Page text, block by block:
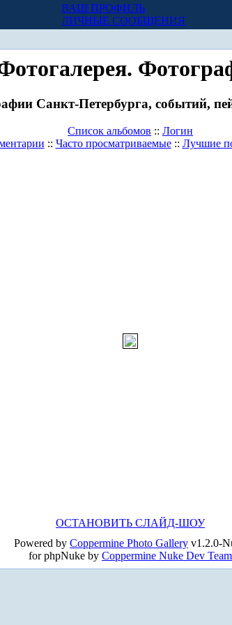
ВАШ ПРОФИЛЬ
ЛИЧНЫЕ СООБЩЕНИЯ
Санкт-Петербурга, событий,
Список альбомов :: Логин
:: Часто просматриваемые:: Лучшие
ОСТАНОВИТЬ СЛАЙД-ШОУ
Powered by Coppermine Photo Gallery v1.2.0-
for phpNuke by Coppermine Nuke Dev Team